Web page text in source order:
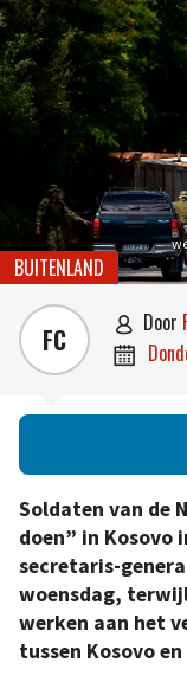
BUITENLAND
FC  door

Soldaten van de
doen” in Kosovo
secretaris-
woensdag,
werken aan het
tussen Kosovo